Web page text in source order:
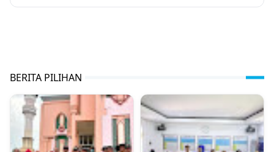
BERITA PILIHAN